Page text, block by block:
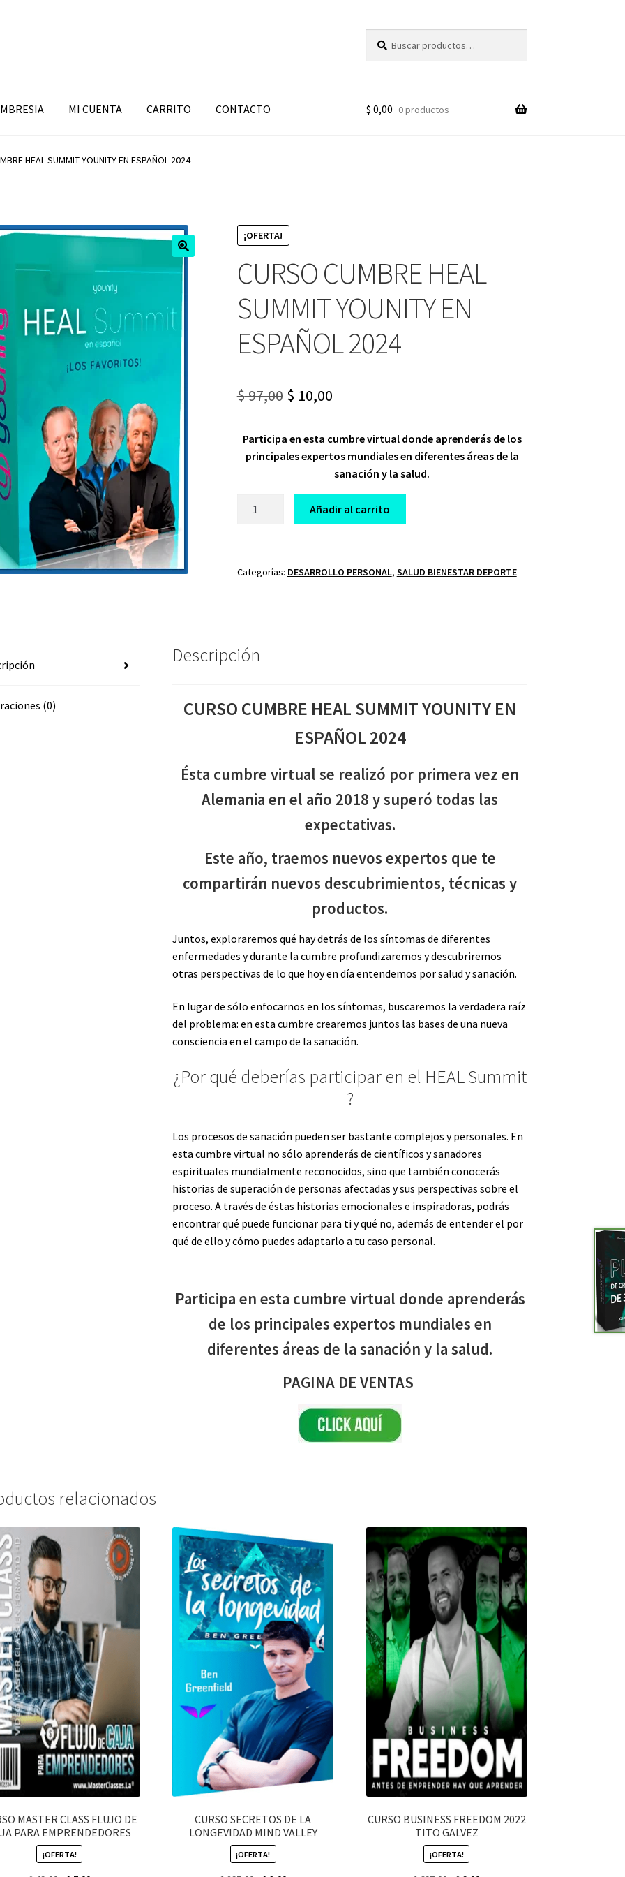
por:
MI CUENTA CARRITO CONTACTO $ 0,00 0 productos
HEAL SUMMIT YOUNITY EN ESPAÑOL 2024
¡OFERTA!
CURSO CUMBRE HEAL
SUMMIT YOUNITY EN
ESPAÑOL 2024
$97,00 Original
was:
$ 97,00.
$ 10,00Current
is:
$ 10,00.
Participa en esta cumbre virtual donde aprenderás de los
principales expertos mundiales en diferentes áreas de la
sanación y la salud.
YOUNITY
Añadir al carrito
Categorías: DESARROLLO PERSONAL, SALUD BIENESTAR DEPORTE
(0)
Descripción
CURSO CUMBRE HEAL SUMMIT YOUNITY EN
ESPAÑOL 2024
Ésta cumbre virtual se realizó por primera vez en
Alemania en el año 2018 y superó todas las
expectativas.
Este año, traemos nuevos expertos que te
compartirán nuevos descubrimientos, técnicas y
productos.
Juntos, exploraremos qué hay detrás de los síntomas de diferentes
enfermedades y durante la cumbre profundizaremos y descubriremos
otras perspectivas de lo que hoy en día entendemos por salud y sanación.
En lugar de sólo enfocarnos en los síntomas, buscaremos la verdadera raíz
del problema: en esta cumbre crearemos juntos las bases de una nueva
consciencia en el campo de la sanación.
¿Por qué deberías participar en el HEAL Summit
?
Los procesos de sanación pueden ser bastante complejos y personales. En
esta cumbre virtual no sólo aprenderás de científicos y sanadores
espirituales mundialmente reconocidos, sino que también conocerás
historias de superación de personas afectadas y sus perspectivas sobre el
proceso. A través de éstas historias emocionales e inspiradoras, podrás
encontrar qué puede funcionar para ti y qué no, además de entender el por
qué de ello y cómo puedes adaptarlo a tu caso personal.
Participa en esta cumbre virtual donde aprenderás
de los principales expertos mundiales en
diferentes áreas de la sanación y la salud.
PAGINA DE VENTAS
relacionados
MASTER CLASS FLUJO DE
PARA EMPRENDEDORES
¡OFERTA!
CURSO SECRETOS DE LA
LONGEVIDAD MIND VALLEY
¡OFERTA!
CURSO BUSINESS FREEDOM 2022
TITO GALVEZ
¡OFERTA!